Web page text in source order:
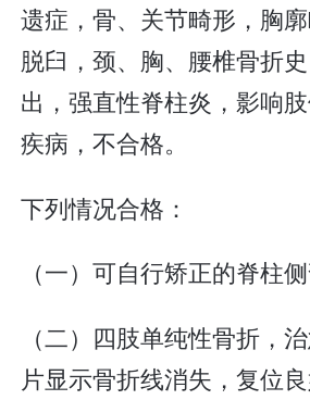
遗症，骨、关节畸形，胸
脱臼，颈、胸、腰椎骨折
出，强直性脊柱炎，影响
疾病，不合格。
下列情况合格：
（一）可自行矫正的脊柱侧
（二）四肢单纯性骨折，
片显示骨折线消失，复位